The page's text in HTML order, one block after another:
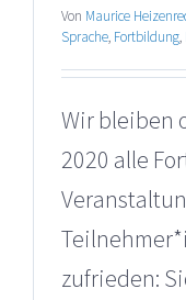
Von Maurice
Sprache, Fortbildung,
Wir bleiben
2020 alle
zufrieden: